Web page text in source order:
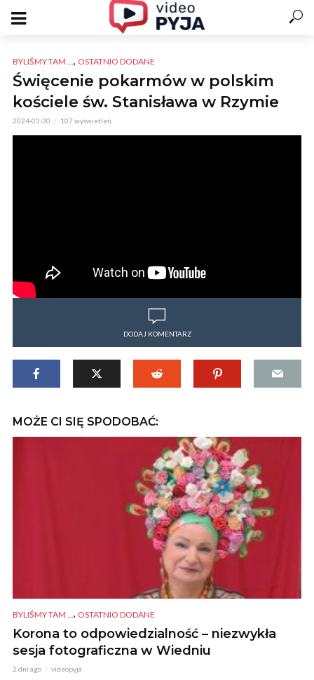
BYLIŚMY TAM ..., OSTATNIO DODANE
Święcenie pokarmów w polskim
kościele św. Stanisława w Rzymie
2024-03-30 107 wyświetleń
DODAJ KOMENTARZ
MOŻE CI SIĘ SPODOBAĆ:
BYLIŚMY TAM ... , OSTATNIO DODANE
Korona to odpowiedzialność – niezwykła
sesja fotograficzna w Wiedniu
2 dni ago videopyja